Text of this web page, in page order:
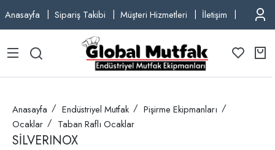
Anasayfa Sipariş Takibi Müşteri Hizmetleri İletişim TEL:
Anasayfa Endüstriyel Mutfak
Pişirme Ekipmanları
Ocaklar
Taban Raflı Ocaklar
SİLVERINOX